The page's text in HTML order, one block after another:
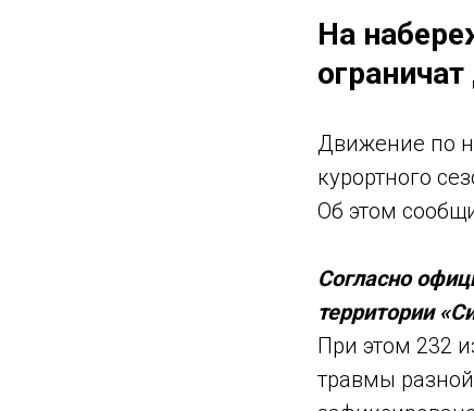
На
Движение по
курортного
Об этом
Согласно
территории
При этом 232
травмы